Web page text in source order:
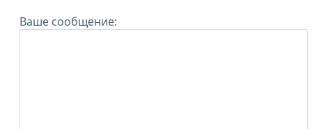
Ваше сообщение: